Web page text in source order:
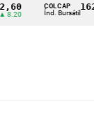
COLCAP
Índ. Bursátil